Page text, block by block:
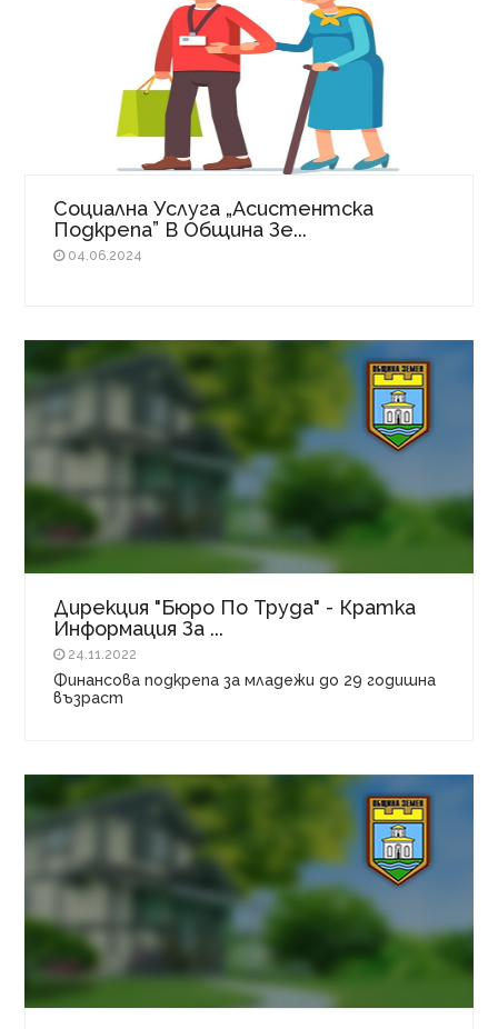
Социална Услуга „Асистентска
Подкрепа” В Община Зе...
04.06.2024
Дирекция "Бюро По Труда" - Кратка
Информация За ...
24.11.2022
Финансова подкрепа за младежи до 29 годишна
възраст